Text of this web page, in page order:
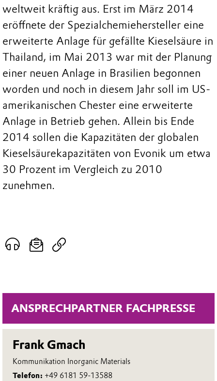
ANSPRECHPARTNER FACHPRESSE
Frank Gmach
Kommunikation Inorganic Materials
Telefon: +49 6181 59-13588
weltweit kräftig aus. Erst im März 2014
eröffnete der Spezialchemiehersteller eine
erweiterte Anlage für gefällte Kieselsäure in
Thailand, im Mai 2013 war mit der Planung
einer neuen Anlage in Brasilien begonnen
worden und noch in diesem Jahr soll im US-
amerikanischen Chester eine erweiterte
Anlage in Betrieb gehen. Allein bis Ende
2014 sollen die Kapazitäten der globalen
Kieselsäurekapazitäten von Evonik um etwa
30 Prozent im Vergleich zu 2010
zunehmen.